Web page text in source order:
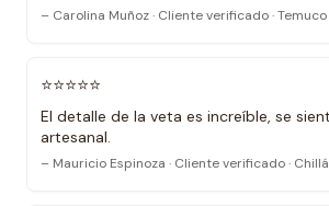
– Carolina Muñoz · Cliente verificado · Temuco
⭐⭐⭐⭐⭐
El detalle de la veta es increíble, se
artesanal.
– Mauricio Espinoza · Cliente verificado ·